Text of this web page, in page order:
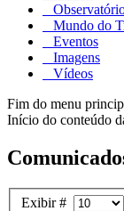
Mundo do
Eventos
Imagens
Vídeos
Fim do menu
Início do conteúdo
Exibir #